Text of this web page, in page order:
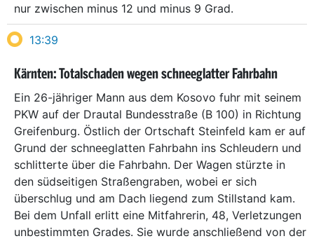
nur zwischen minus 12 und minus 9 Grad.
13:39
Kärnten: Totalschaden wegen schneeglatter Fahrbahn
Ein 26-jähriger Mann aus dem Kosovo fuhr mit seinem
PKW auf der Drautal Bundesstraße (B 100) in Richtung
Greifenburg. Östlich der Ortschaft Steinfeld kam er auf
Grund der schneeglatten Fahrbahn ins Schleudern und
schlitterte über die Fahrbahn. Der Wagen stürzte in
den südseitigen Straßengraben, wobei er sich
überschlug und am Dach liegend zum Stillstand kam.
Bei dem Unfall erlitt eine Mitfahrerin, 48, Verletzungen
unbestimmten Grades. Sie wurde anschließend von der